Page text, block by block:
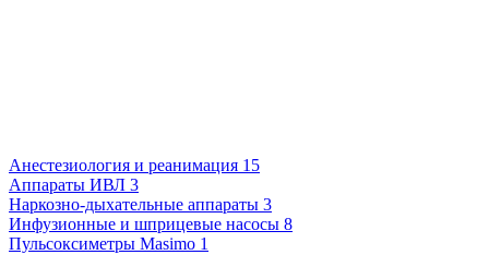
Анестезиология и реанимация 15
Аппараты ИВЛ 3
Наркозно-дыхательные аппараты 3
Инфузионные и шприцевые насосы 8
Пульсоксиметры Masimo 1